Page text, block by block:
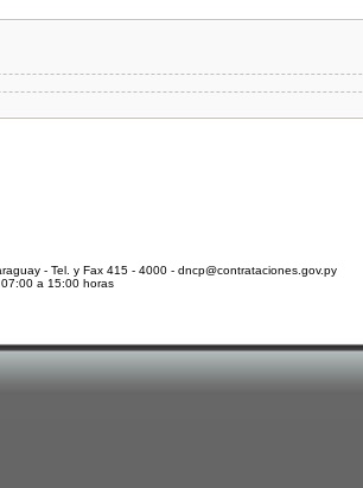
- Tel. y Fax 415 - 4000 - dncp@contrataciones.gov.py
a 15:00 horas